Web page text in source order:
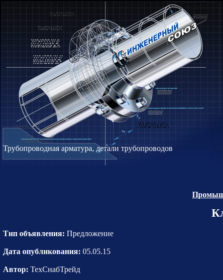
Трубопроводная арматура, детали трубопроводов
Тип объявления: Предложение
Дата опубликования: 05.05.15
Автор: ТехСнабТрейд